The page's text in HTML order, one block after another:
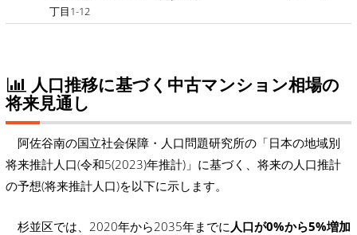
丁目1-12
人口推移に基づく中古マンション相場の
将来見通し
阿佐谷南の国立社会保障・人口問題研究所の「日本の地域別
将来推計人口(令和5(2023)年推計)」に基づく、将来の人口推計
の予想(将来推計人口)を以下に示します。
杉並区では、2020年から2035年までに 人口が0%から5%増加